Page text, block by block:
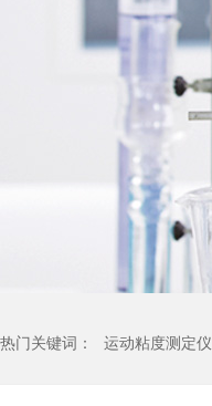
热门关键词： 运动粘度测定仪